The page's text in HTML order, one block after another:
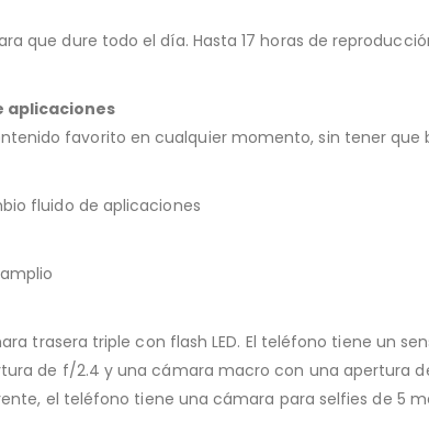
que dure todo el día. Hasta 17 horas de
aplicaciones
favorito en cualquier momento, sin tener
fluido de aplicaciones
trasera triple con flash LED. El teléfono tiene un
de f/2.4 y una cámara macro con una apertura
el teléfono tiene una cámara para selfies de 5